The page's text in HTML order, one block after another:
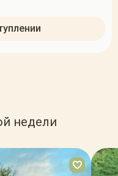
недели